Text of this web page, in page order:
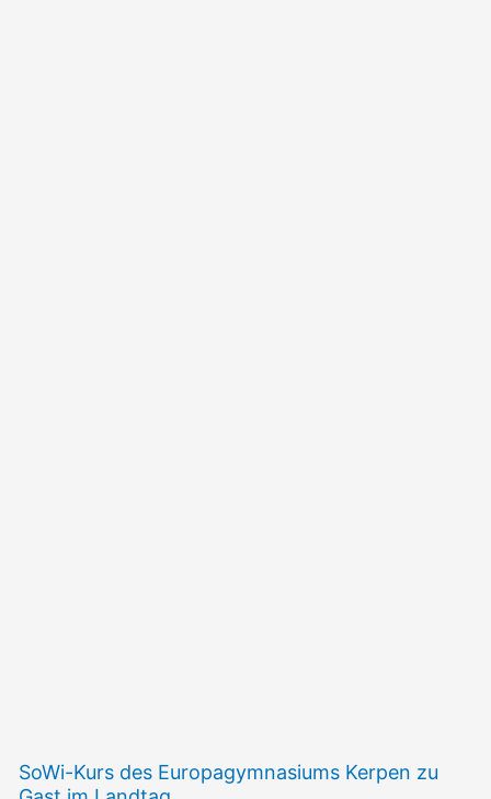
SoWi-Kurs des Europagymnasiums Kerpen zu